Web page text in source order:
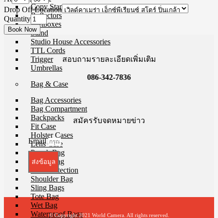
Copy Stands
Reflectors
Softboxes
Stand
Studio House Accessories
TTL Cords
Trigger
Umbrellas
Bag & Case
Bag Accessories
Bag Compartment
Backpacks
Fit Case
Holster Cases
Lens Case
Pouch Bag
Roller Bag
Rain Protection
Shoulder Bag
Sling Bags
Tote Bag
Wet Bag
Waterproof Bags
Drop Off Location
Quantity
สอบถามรายละเอียดเพิ่มเติม
086-342-7836
สมัครรับจดหมายข่าว
Email
ส่งข้อมูล
© Copyright 2021 World Camera. All rights reserved.